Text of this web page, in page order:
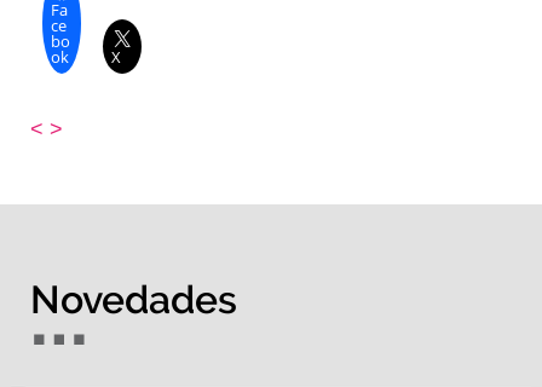
Fa
ce
bo
ok X
< >
Novedades